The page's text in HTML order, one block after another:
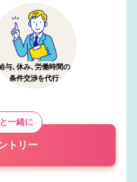
与、休み、労働時間の
条件交渉を代行
一緒に
トリー